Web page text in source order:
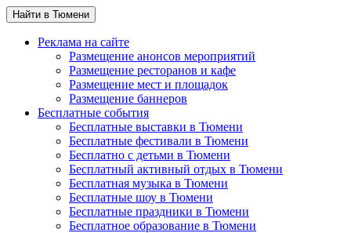
Найти в Тюмени
Реклама на сайте
Размещение анонсов мероприятий
Размещение ресторанов и кафе
Размещение мест и площадок
Размещение баннеров
Бесплатные события
Бесплатные выставки в Тюмени
Бесплатные фестивали в Тюмени
Бесплатно с детьми в Тюмени
Бесплатный активный отдых в Тюмени
Бесплатная музыка в Тюмени
Бесплатные шоу в Тюмени
Бесплатные праздники в Тюмени
Бесплатное образование в Тюмени